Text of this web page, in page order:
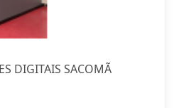
DIGITAIS SACOMÃ